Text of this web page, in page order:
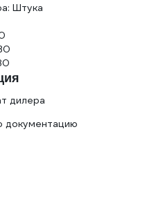
Штука
дилера
документацию